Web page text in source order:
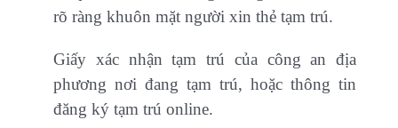
rõ ràng khuôn mặt người xin thẻ tạm trú.
Giấy xác nhận tạm trú của công an địa
phương nơi đang tạm trú, hoặc thông tin
đăng ký tạm trú online.